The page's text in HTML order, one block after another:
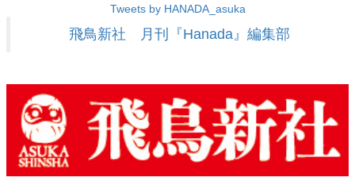
Tweets by HANADA_asuka
飛鳥新社 月刊『Hanada』編集部